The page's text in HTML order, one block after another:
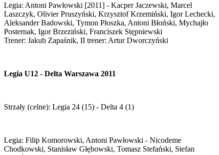
Legia: Antoni Pawłowski [2011] - Kacper Jaczewski, Marcel
Laszczyk, Olivier Pruszyński, Krzysztof Krzemiński, Igor Lechecki,
Aleksander Badowski, Tymon Płoszka, Antoni Błoński, Mychajło
Posternak, Igor Brzeziński, Franciszek Stępniewski
Trener: Jakub Zapaśnik, II trener: Artur Dworczyński
Legia U12 - Delta Warszawa 2011
Strzały (celne): Legia 24 (15) - Delta 4 (1)
Legia: Filip Komorowski, Antoni Pawłowski - Nicodeme
Chodkowski, Stanisław Głębowski, Tomasz Stefański, Stefan